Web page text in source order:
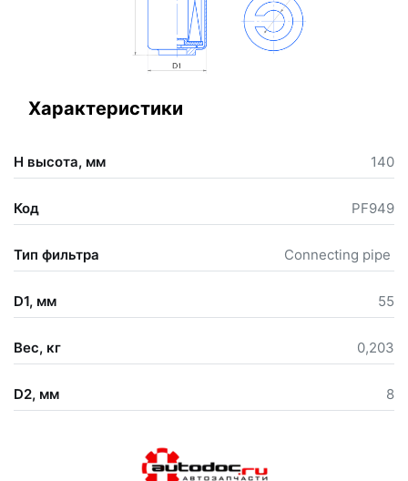
Характеристики
Н высота, мм 140
Код PF949
Тип фильтра Connecting pipe
D1, мм 55
Вес, кг 0,203
D2, мм 8